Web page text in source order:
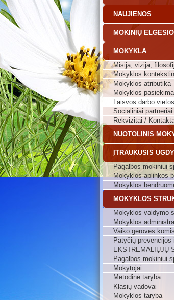
NAUJIENOS
MOKINIŲ
MOKYKLA
Misija, vizija,
Mokyklos
Mokyklos atributika
Mokyklos
Laisvos darbo vietos
Socialiniai partneriai
Rekvizitai /
NUOTOLINIS
ĮTRAUKUSIS
Pagalbos mokiniui
Mokyklos aplinkos
Mokyklos
MOKYKLOS
Mokyklos valdymo
Mokyklos
Vaiko gerovės
Patyčių
EKSTREMALIŲJŲ
Pagalbos mokiniui
Mokytojai
Metodinė taryba
Klasių vadovai
Mokyklos taryba